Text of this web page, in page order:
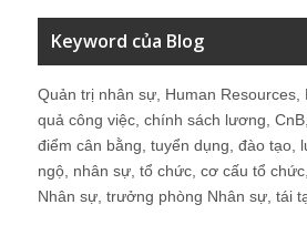
Keyword của Blog
Quản trị nhân sự, Human Resources,
quả công việc, chính sách lương,
điểm cân bằng, tuyển dụng, đào tạo,
ngộ, nhân sự, tổ chức, cơ cấu tổ
Nhân sự, trưởng phòng Nhân sự, tái